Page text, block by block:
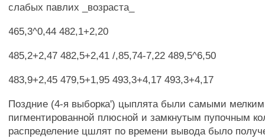
слабых павлих _возраста_
465,3^0,44 482,1+2,20
485,2+2,47 482,5+2,41 /,85,74-7,22 489,5^6,50
483,9+2,45 479,5+1,95 493,3+4,17 493,3+4,17
Поздние (4-я выборка') цыплята были самыми
пигментированной плюсной и замкнутым пупочным
распределение цшлят по времени вывода было